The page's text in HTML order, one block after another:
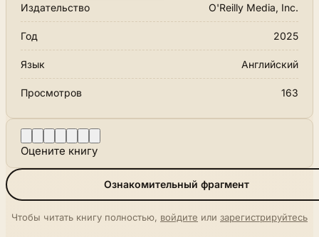
Издательство O'Reilly Media, Inc.
Год 2025
Язык Английский
Просмотров 163
Оцените книгу
Ознакомительный фрагмент
Чтобы читать книгу полностью, войдите или зарегистрируйтесь